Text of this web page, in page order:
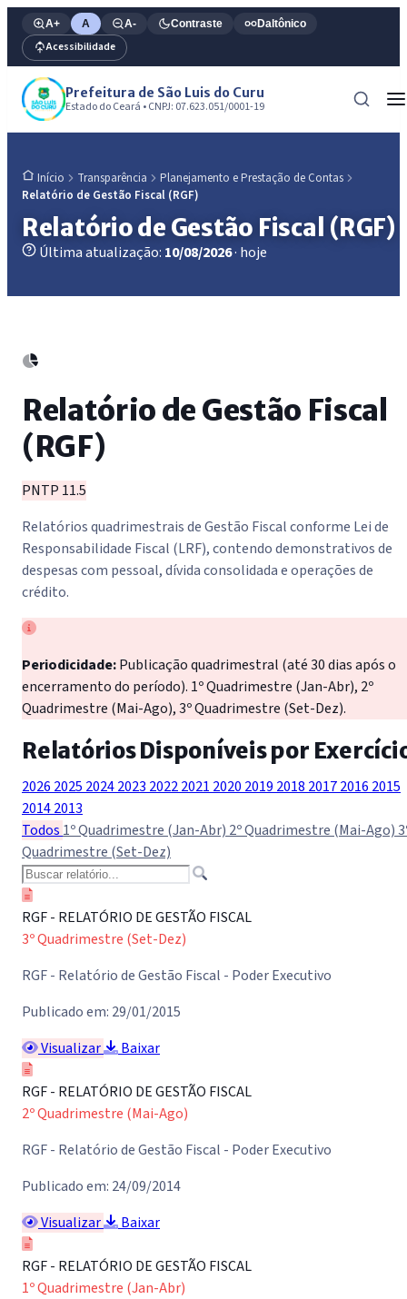
A+ A A- Contraste Daltônico
Acessibilidade
Prefeitura de São Luis do Curu
Estado do Ceará • CNPJ: 07.623.051/0001-19
Início Transparência
Planejamento e Prestação de Contas
Relatório de Gestão Fiscal (RGF)
Relatório de Gestão Fiscal (RGF)
Última atualização: 10/08/2026· hoje
Relatório de Gestão Fiscal
(RGF)
PNTP 11.5
Relatórios quadrimestrais de Gestão Fiscal conforme Lei de
Responsabilidade Fiscal (LRF), contendo demonstrativos de
despesas com pessoal, dívida consolidada e operações de
crédito.
Periodicidade:Publicação quadrimestral (até 30 dias após o
encerramento do período). 1º Quadrimestre (Jan-Abr), 2º
Quadrimestre (Mai-Ago), 3º Quadrimestre (Set-Dez).
Relatórios Disponíveis por
2026 2025 20242023 20222021 2020 2019 2018 20172016 2015
20142013
Todos 1º Quadrimestre (Jan-Abr) 2º Quadrimestre (Mai-Ago)
Quadrimestre (Set-Dez)
RGF - RELATÓRIO DE GESTÃO FISCAL
3º Quadrimestre (Set-Dez)
RGF - Relatório de Gestão Fiscal - Poder Executivo
Publicado em: 29/01/2015
Visualizar
Baixar
RGF - RELATÓRIO DE GESTÃO FISCAL
2º Quadrimestre (Mai-Ago)
RGF - Relatório de Gestão Fiscal - Poder Executivo
Publicado em: 24/09/2014
Visualizar
Baixar
RGF - RELATÓRIO DE GESTÃO FISCAL
1º Quadrimestre (Jan-Abr)